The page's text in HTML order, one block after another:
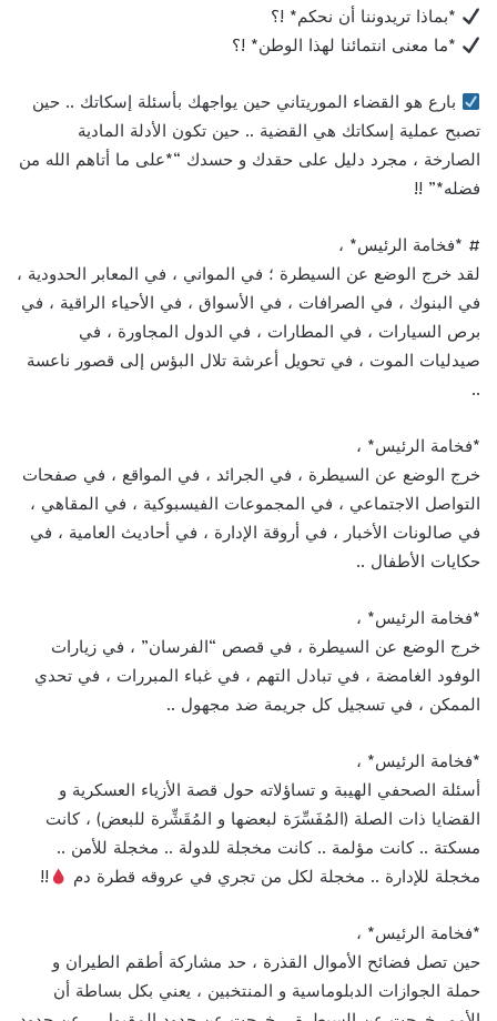
*بماذا تريدوننا أن نحكم* !؟
*ما معنى انتمائنا لهذا الوطن* !؟
بارع هو القضاء الموريتاني حين يواجهك بأسئلة إسكاتك .. حين
تصبح عملية إسكاتك هي القضية .. حين تكون الأدلة المادية
الصارخة ، مجرد دليل على حقدك و حسدك “*على ما أتاهم الله من
فضله*” !!
# *فخامة الرئيس* ،
لقد خرج الوضع عن السيطرة ؛ في المواني ، في المعابر الحدودية ،
في البنوك ، في الصرافات ، في الأسواق ، في الأحياء الراقية ، في
برص السيارات ، في المطارات ، في الدول المجاورة ، في
صيدليات الموت ، في تحويل أعرشة تلال البؤس إلى قصور ناعسة
..
*فخامة الرئيس* ،
خرج الوضع عن السيطرة ، في الجرائد ، في المواقع ، في صفحات
التواصل الاجتماعي ، في المجموعات الفيسبوكية ، في المقاهي ،
في صالونات الأخبار ، في أروقة الإدارة ، في أحاديث العامية ، في
حكايات الأطفال ..
*فخامة الرئيس* ،
خرج الوضع عن السيطرة ، في قصص “الفرسان” ، في زيارات
الوفود الغامضة ، في تبادل التهم ، في غباء المبررات ، في تحدي
الممكن ، في تسجيل كل جريمة ضد مجهول ..
*فخامة الرئيس* ،
أسئلة الصحفي الهيبة و تساؤلاته حول قصة الأزياء العسكرية و
القضايا ذات الصلة (المُفَسِّرَة لبعضها و المُقَشِّرة للبعض) ، كانت
مسكتة .. كانت مؤلمة .. كانت مخجلة للدولة .. مخجلة للأمن ..
مخجلة للإدارة .. مخجلة لكل من تجري في عروقه قطرة دم
!!
*فخامة الرئيس* ،
حين تصل فضائح الأموال القذرة ، حد مشاركة أطقم الطيران و
حملة الجوازات الدبلوماسية و المنتخبين ، يعني بكل بساطة أن